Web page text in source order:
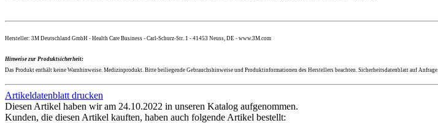
Hersteller: 3M Deutschland GmbH - Health Care Business - Carl-Schurz-Str. 1 - 41453 Neuss, DE - www.3M.com
Hinweise zur Produktsicherheit:
Das Produkt enthält keine Warnhinweise. Medizinprodukt. Bitte beiliegende Gebrauchshinweise und Produktinformationen des Herstellers beachten. Sicherheitsdatenblatt auf Anfrage.
Artikeldatenblatt drucken
Diesen Artikel haben wir am 24.10.2022 in unseren Katalog aufgenommen.
Kunden, die diesen Artikel kauften, haben auch folgende Artikel bestellt: